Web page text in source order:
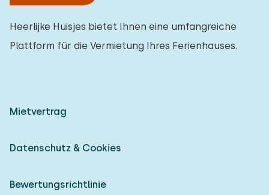
Heerlijke Huisjes bietet Ihnen eine umfangreiche
Plattform für die Vermietung Ihres Ferienhauses.
Mietvertrag
Datenschutz & Cookies
Bewertungsrichtlinie